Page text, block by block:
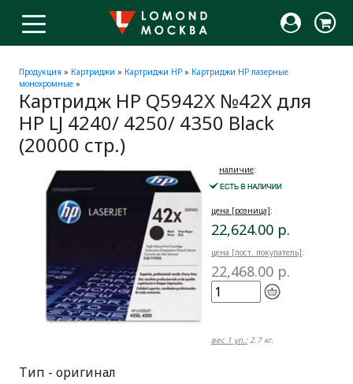
Продукция » Картриджи » Картриджи HP » Картриджи HP лазерные
монохромные »
Картридж HP Q5942X №42X для
HP LJ 4240/ 4250/ 4350 Black
(20000 стр.)
наличие:
цена [розница]:
22,624.00 р.
цена [пост. покупатель]:
22,468.00 р.
вес 1 уп.: 2.7 кг.
Тип - оригинал